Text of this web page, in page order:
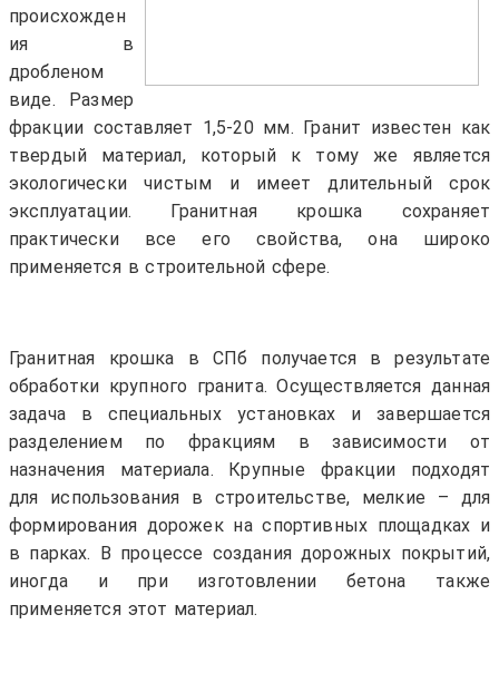
происхожден
ия в
дробленом
виде. Размер
фракции составляет 1,5-20 мм. Гранит известен как
твердый материал, который к тому же является
экологически чистым и имеет длительный срок
эксплуатации. Гранитная крошка сохраняет
практически все его свойства, она широко
применяется в строительной сфере.
Гранитная крошка в СПб получается в результате
обработки крупного гранита. Осуществляется данная
задача в специальных установках и завершается
разделением по фракциям в зависимости от
назначения материала. Крупные фракции подходят
для использования в строительстве, мелкие – для
формирования дорожек на спортивных площадках и
в парках. В процессе создания дорожных покрытий,
иногда и при изготовлении бетона также
применяется этот материал.